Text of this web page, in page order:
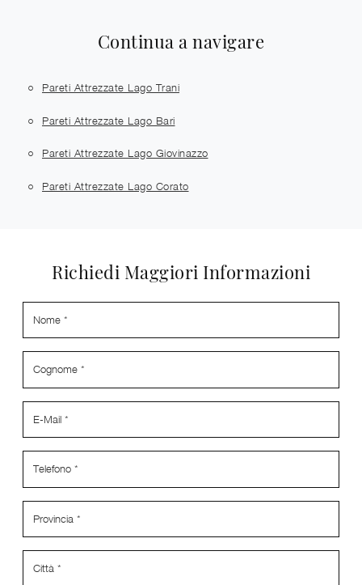
Continua a navigare
Pareti Attrezzate Lago Trani
Pareti Attrezzate Lago Bari
Pareti Attrezzate Lago Giovinazzo
Pareti Attrezzate Lago Corato
Richiedi Maggiori Informazioni